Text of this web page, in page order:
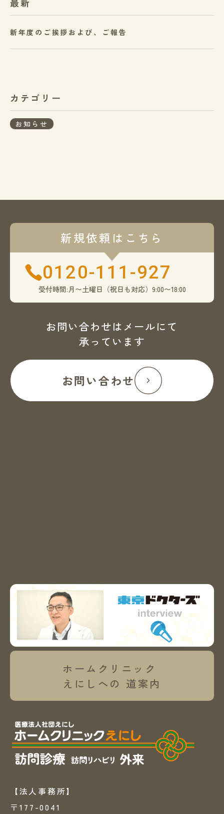
最新
新年度のご挨拶および、ご報告
カテゴリー
お知らせ
新規依頼はこちら
0120-111-927
受付時間:月〜土曜日（祝日も対応）9:00〜18:00
お問い合わせはメールにて
承っています
お問い合わせ
ホームクリニック
えにしへの 道案内
【法人事務所】
〒177-0041